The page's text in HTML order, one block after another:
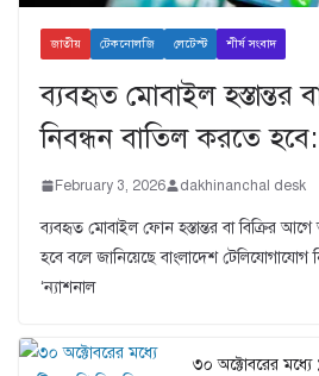
জাতীয় টেকনোলজি লেটেস্ট শীর্ষ সংবাদ
ব্যবহৃত মোবাইল হস্তান্তর
নিবন্ধন বাতিল করতে
February 3, 2026 dakhinanchal desk
ব্যবহৃত মোবাইল ফোন হস্তান্তর বা বিক্রির
হবে বলে জানিয়েছে বাংলাদেশ টেলিযোগাযোগ
‘ন্যাশনাল
৩০ অক্টোবরের মধ্যে